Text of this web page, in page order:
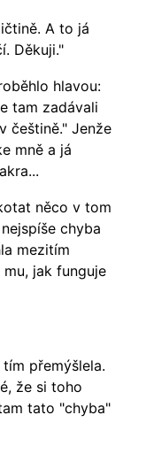
A to já
Děkuji."
hlavou:
tam zadávali
češtině." Jenže
mně a já
něco v tom
chyba
mezitím
jak funguje
přemýšlela.
že si toho
tato "chyba"